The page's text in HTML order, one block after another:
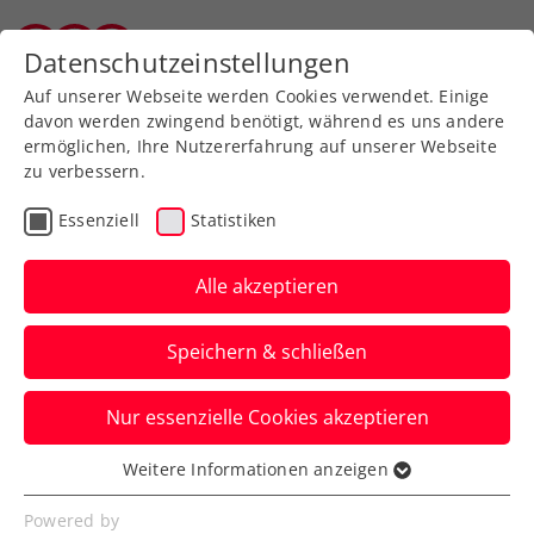
Zurück zur Newsübersicht
Kids & Jugend
Noah Decristoforo holt
Tennis Europe U14 Titel
im Doppel!
TTV-Spieler:innen mit starken Auftritten
beim Tennis Europe U14-Turnier in Maria
Lanzendorf.
Verfasst von: , 07.05.2026
Datenschutzeinstellungen
Auf unserer Webseite werden Cookies verwendet. Einige
davon werden zwingend benötigt, während es uns andere
ermöglichen, Ihre Nutzererfahrung auf unserer Webseite
zu verbessern.
Essenziell Statistiken
Alle akzeptieren
Speichern & schließen
Nur essenzielle Cookies akzeptieren
Essenziell
Essenzielle Cookies werden für grundlegende
Weitere Informationen anzeigen
Powered by